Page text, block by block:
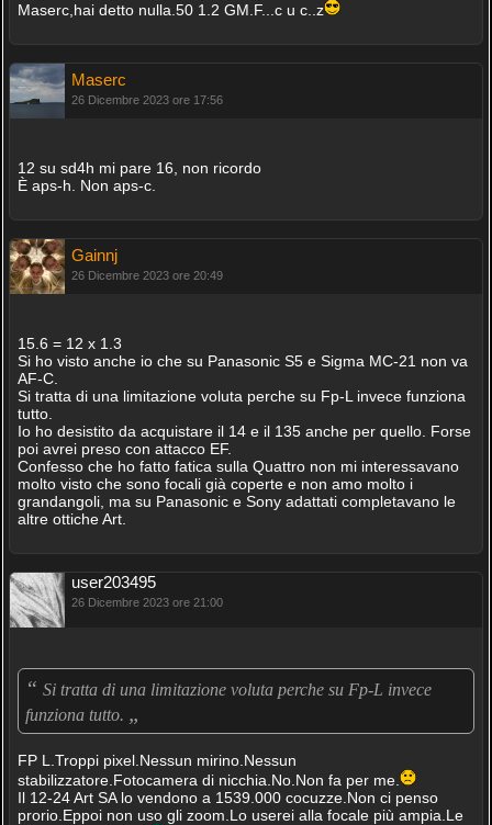
Maserc,hai detto nulla.50 1.2 GM.F...c u c..z
Maserc
26 Dicembre 2023 ore 17:56
12 su sd4h mi pare 16, non ricordo
È aps-h. Non aps-c.
Gainnj
26 Dicembre 2023 ore 20:49
15.6 = 12 x 1.3
Si ho visto anche io che su Panasonic S5 e Sigma MC-21 non va
AF-C.
Si tratta di una limitazione voluta perche su Fp-L invece funziona
tutto.
Io ho desistito da acquistare il 14 e il 135 anche per quello. Forse
poi avrei preso con attacco EF.
Confesso che ho fatto fatica sulla Quattro non mi interessavano
molto visto che sono focali già coperte e non amo molto i
grandangoli, ma su Panasonic e Sony adattati completavano le
altre ottiche Art.
user203495
26 Dicembre 2023 ore 21:00
“ Si tratta di una limitazione voluta perche su Fp-L invece
funziona tutto. „
FP L.Troppi pixel.Nessun mirino.Nessun
stabilizzatore.Fotocamera di nicchia.No.Non fa per me.
Il 12-24 Art SA lo vendono a 1539.000 cocuzze.Non ci penso
prorio.Eppoi non uso gli zoom.Lo userei alla focale più ampia.Le